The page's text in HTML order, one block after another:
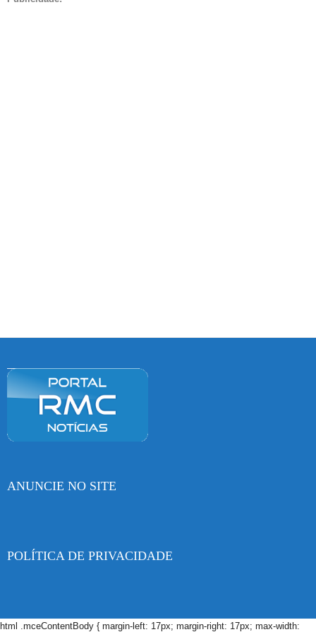
ANUNCIE NO SITE
POLÍTICA DE PRIVACIDADE
html .mceContentBody { margin-left: 17px; margin-right: 17px; max-width: